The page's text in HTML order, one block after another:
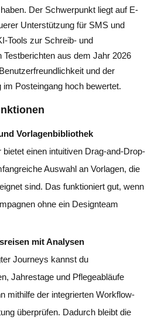
Der Schwerpunkt liegt auf E-
Unterstützung für SMS und
Tools zur Schreib- und
Testberichten aus dem Jahr 2026
und der
Posteingang hoch bewertet.
Vorlagenbibliothek
einen intuitiven Drag-and-Drop-
Auswahl an Vorlagen, die
sind. Das funktioniert gut, wenn
ohne ein Designteam
mit Analysen
Journeys kannst du
Jahrestage und Pflegeabläufe
mithilfe der integrierten Workflow-
überprüfen. Dadurch bleibt die